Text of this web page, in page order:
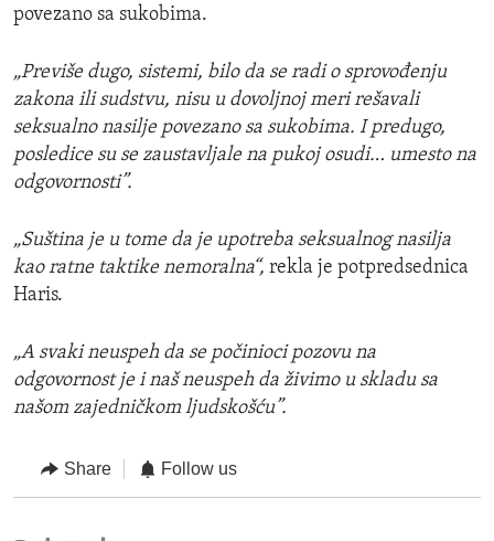
povezano sa sukobima.
„Previše dugo, sistemi, bilo da se radi o sprovođenju
zakona ili sudstvu, nisu u dovoljnoj meri rešavali
seksualno nasilje povezano sa sukobima. I predugo,
posledice su se zaustavljale na pukoj osudi… umesto na
odgovornosti”.
„Suština je u tome da je upotreba seksualnog nasilja
kao ratne taktike nemoralna“, rekla je potpredsednica
Haris.
„A svaki neuspeh da se počinioci pozovu na
odgovornost je i naš neuspeh da živimo u skladu sa
našom zajedničkom ljudskošću”.
Share Follow us